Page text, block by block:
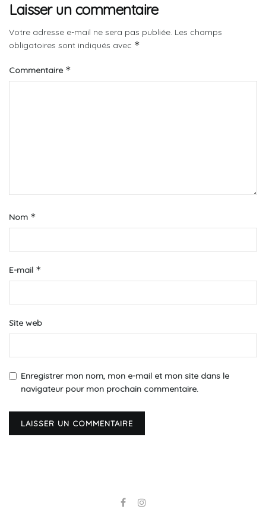
Laisser un commentaire
Votre adresse e-mail ne sera pas publiée. Les champs
obligatoires sont indiqués avec *
Commentaire *
Nom *
E-mail *
Site web
Enregistrer mon nom, mon e-mail et mon site dans le
navigateur pour mon prochain commentaire.